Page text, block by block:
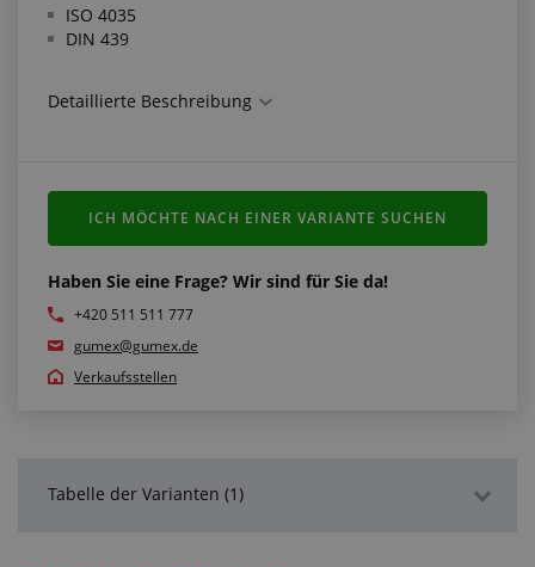
ISO 4035
DIN 439
Detaillierte Beschreibung
Haben Sie eine Frage? Wir sind für Sie da!
+420 511 511 777
gumex@gumex.de
Verkaufsstellen
ICH MÖCHTE NACH EINER VARIANTE SUCHEN
Tabelle der Varianten (1)